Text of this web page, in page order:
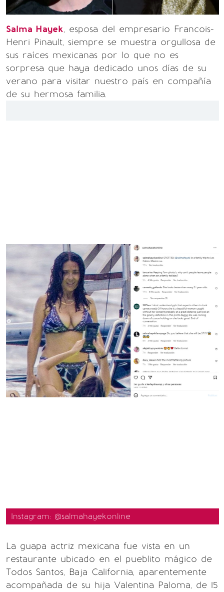
Salma Hayek, esposa del empresario Francois-
Henri Pinault, siempre se muestra orgullosa de
sus raíces mexicanas por lo que no es
sorpresa que haya dedicado unos días de su
verano para visitar nuestro país en compañía
de su hermosa familia.
Instagram: @salmahayekonline
La guapa actriz mexicana fue vista en un
restaurante ubicado en el pueblito mágico de
Todos Santos, Baja California, aparentemente
acompañada de su hija Valentina Paloma, de 15